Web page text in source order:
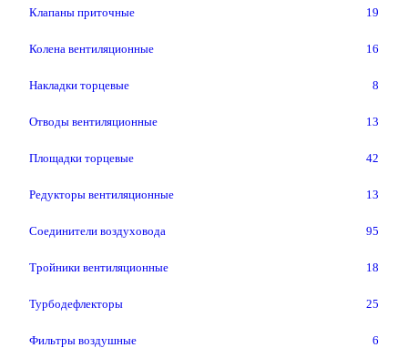
Клапаны приточные 19
Колена вентиляционные 16
Накладки торцевые 8
Отводы вентиляционные 13
Площадки торцевые 42
Редукторы вентиляционные 13
Соединители воздуховода 95
Тройники вентиляционные 18
Турбодефлекторы 25
Фильтры воздушные 6